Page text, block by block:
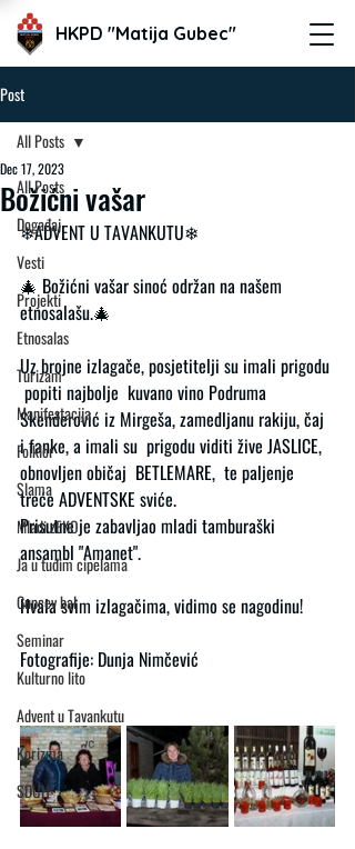
HKPD "Matija Gubec"
Post
All Posts
Događaj
Vesti
Projekti
Etnosalas
Turizam
Manifestacija
Folklor
Slama
Mladi zEKO
Ja u tuđim cipelama
Gupcev bal
Seminar
Kulturno lito
Advent u Tavankutu
Korizma
SDUH
All Posts
Božićni vašar
Dec 17, 2023
❄ADVENT U TAVANKUTU❄
🎄 Božićni vašar sinoć održan na našem
etnosalašu.🎄
Uz brojne izlagače, posjetitelji su imali prigodu
popiti najbolje  kuvano vino Podruma
Skenderović iz Mirgeša, zamedljanu rakiju, čaj
i fanke, a imali su  prigodu viditi žive JASLICE,
obnovljen običaj  BETLEMARE,  te paljenje
treće ADVENTSKE sviće.
Prisutne je zabavljao mladi tamburaški
ansambl "Amanet".
Hvala svim izlagačima, vidimo se nagodinu!
Fotografije: Dunja Nimčević